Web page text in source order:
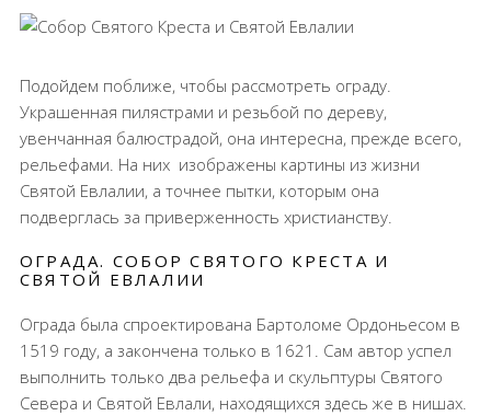
Подойдем поближе, чтобы рассмотреть ограду.
Украшенная пилястрами и резьбой по дереву,
увенчанная балюстрадой, она интересна, прежде всего,
рельефами. На них изображены картины из жизни
Святой Евлалии, а точнее пытки, которым она
подверглась за приверженность христианству.
ОГРАДА. СОБОР СВЯТОГО КРЕСТА И
СВЯТОЙ ЕВЛАЛИИ
Ограда была спроектирована Бартоломе Ордоньесом в
1519 году, а закончена только в 1621. Сам автор успел
выполнить только два рельефа и скульптуры Святого
Севера и Святой Евлали, находящихся здесь же в нишах.